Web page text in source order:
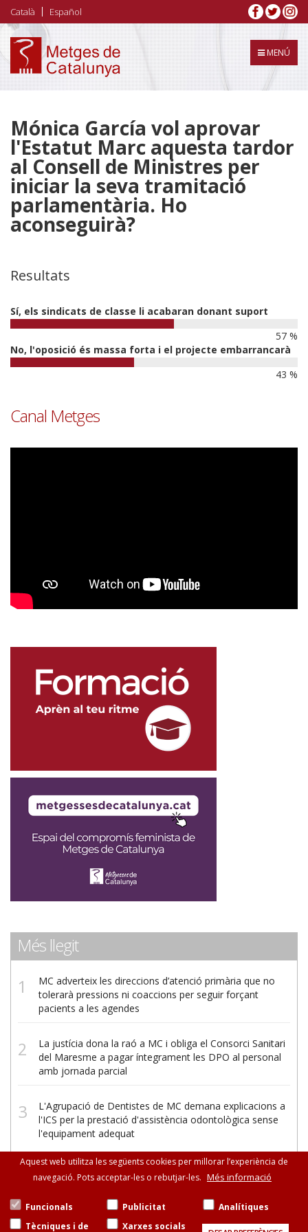
Vés
al
contingut
Català Español
MENÚ
Mónica García vol aprovar
l'Estatut Marc aquesta tardor
al Consell de Ministres per
iniciar la seva tramitació
parlamentària. Ho
aconseguirà?
Resultats
Sí, els sindicats de classe li acabaran donant suport
57 %
No, l'oposició és massa forta i el projecte embarrancarà
43 %
Canal Metges
Més llegit
MC adverteix les direccions d’atenció primària que no
tolerarà pressions ni coaccions per seguir forçant
pacients a les agendes
La justícia dona la raó a MC i obliga el Consorci Sanitari
del Maresme a pagar íntegrament les DPO al personal
amb jornada parcial
L'Agrupació de Dentistes de MC demana explicacions a
l'ICS per la prestació d'assistència odontològica sense
l'equipament adequat
Aquest web utilitza les següents cookies per millorar l’experiència de
navegació. Pots acceptar-les o rebutjar-les. Més informació
Funcionals Publicitat
Analítiques
Tècniques i de
Xarxes socials